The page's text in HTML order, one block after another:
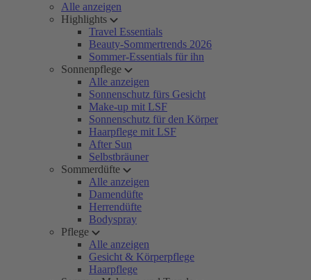
Alle anzeigen
Highlights
Travel Essentials
Beauty-Sommertrends 2026
Sommer-Essentials für ihn
Sonnenpflege
Alle anzeigen
Sonnenschutz fürs Gesicht
Make-up mit LSF
Sonnenschutz für den Körper
Haarpflege mit LSF
After Sun
Selbstbräuner
Sommerdüfte
Alle anzeigen
Damendüfte
Herrendüfte
Bodyspray
Pflege
Alle anzeigen
Gesicht & Körperpflege
Haarpflege